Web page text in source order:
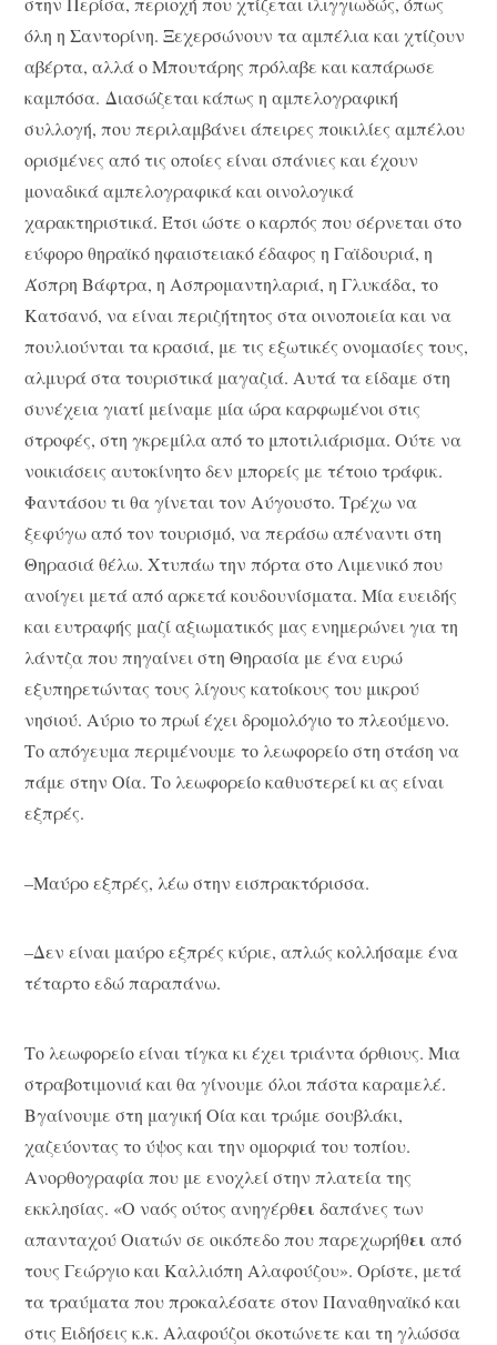
όλη η Σαντορίνη. Ξεχερσώνουν τα αμπέλια και χτίζουν
αβέρτα, αλλά ο Μπουτάρης πρόλαβε και καπάρωσε
καμπόσα. Διασώζεται κάπως η αμπελογραφική
συλλογή, που περιλαμβάνει άπειρες ποικιλίες αμπέλου
ορισμένες από τις οποίες είναι σπάνιες και έχουν
μοναδικά αμπελογραφικά και οινολογικά
χαρακτηριστικά. Έτσι ώστε ο καρπός που σέρνεται στο
εύφορο θηραϊκό ηφαιστειακό έδαφος η Γαϊδουριά, η
Άσπρη Βάφτρα, η Ασπρομαντηλαριά, η Γλυκάδα, το
Κατσανό, να είναι περιζήτητος στα οινοποιεία και να
πουλιούνται τα κρασιά, με τις εξωτικές ονομασίες τους,
αλμυρά στα τουριστικά μαγαζιά. Αυτά τα είδαμε στη
συνέχεια γιατί μείναμε μία ώρα καρφωμένοι στις
στροφές, στη γκρεμίλα από το μποτιλιάρισμα. Ούτε να
νοικιάσεις αυτοκίνητο δεν μπορείς με τέτοιο τράφικ.
Φαντάσου τι θα γίνεται τον Αύγουστο. Τρέχω να
ξεφύγω από τον τουρισμό, να περάσω απέναντι στη
Θηρασιά θέλω. Χτυπάω την πόρτα στο Λιμενικό που
ανοίγει μετά από αρκετά κουδουνίσματα. Μία ευειδής
και ευτραφής μαζί αξιωματικός μας ενημερώνει για τη
λάντζα που πηγαίνει στη Θηρασία με ένα ευρώ
εξυπηρετώντας τους λίγους κατοίκους του μικρού
νησιού. Αύριο το πρωί έχει δρομολόγιο το πλεούμενο.
Το απόγευμα περιμένουμε το λεωφορείο στη στάση να
πάμε στην Οία. Το λεωφορείο καθυστερεί κι ας είναι
εξπρές.
–Μαύρο εξπρές, λέω στην εισπρακτόρισσα.
–Δεν είναι μαύρο εξπρές κύριε, απλώς κολλήσαμε ένα
τέταρτο εδώ παραπάνω.
Το λεωφορείο είναι τίγκα κι έχει τριάντα όρθιους. Μια
στραβοτιμονιά και θα γίνουμε όλοι πάστα καραμελέ.
Βγαίνουμε στη μαγική Οία και τρώμε σουβλάκι,
χαζεύοντας το ύψος και την ομορφιά του τοπίου.
Ανορθογραφία που με ενοχλεί στην πλατεία της
εκκλησίας. «Ο ναός ούτος ανηγέρθειδαπάνες των
απανταχού Οιατών σε οικόπεδο που παρεχωρήθει από
τους Γεώργιο και Καλλιόπη Αλαφούζου». Ορίστε, μετά
τα τραύματα που προκαλέσατε στον Παναθηναϊκό και
στις Ειδήσεις κ.κ. Αλαφούζοι σκοτώνετε και τη γλώσσα